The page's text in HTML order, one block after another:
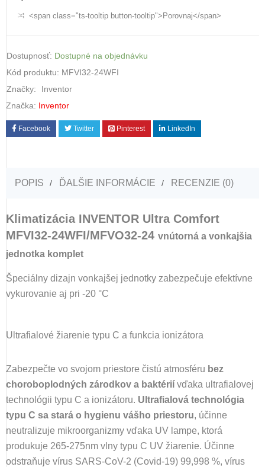
<span class="ts-tooltip button-tooltip">Porovnaj</span>
Dostupnosť: Dostupné na objednávku
Kód produktu: MFVI32-24WFI
Značky:
Inventor
Značka: Inventor
Facebook Twitter Pinterest LinkedIn
POPIS ĎALŠIE INFORMÁCIE RECENZIE (0)
Klimatizácia INVENTOR Ultra Comfort
MFVI32-24WFI/MFVO32-24 vnútorná a vonkajšia
jednotka komplet
Špeciálny dizajn vonkajšej jednotky zabezpečuje efektívne
vykurovanie aj pri -20 °C
Ultrafialové žiarenie typu C a funkcia ionizátora
Zabezpečte vo svojom priestore čistú atmosféru bez
choroboplodných zárodkov a baktérií vďaka ultrafialovej
technológii typu C a ionizátoru. Ultrafialová technológia
typu C sa stará o hygienu vášho priestoru, účinne
neutralizuje mikroorganizmy vďaka UV lampe, ktorá
produkuje 265-275nm vlny typu C UV žiarenie. Účinne
odstraňuje vírus SARS-CoV-2 (Covid-19) 99,998 %, vírus